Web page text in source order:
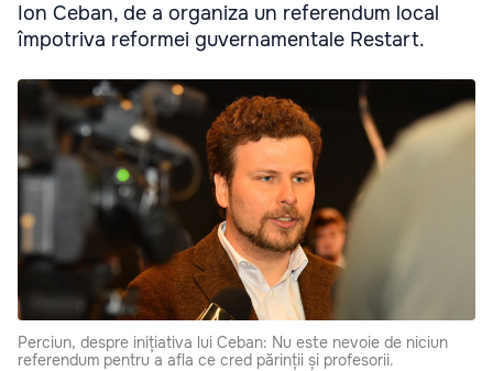
Ion Ceban, de a organiza un referendum local
împotriva reformei guvernamentale Restart.
Perciun, despre inițiativa lui Ceban: Nu este nevoie de niciun
referendum pentru a afla ce cred părinții și profesorii.